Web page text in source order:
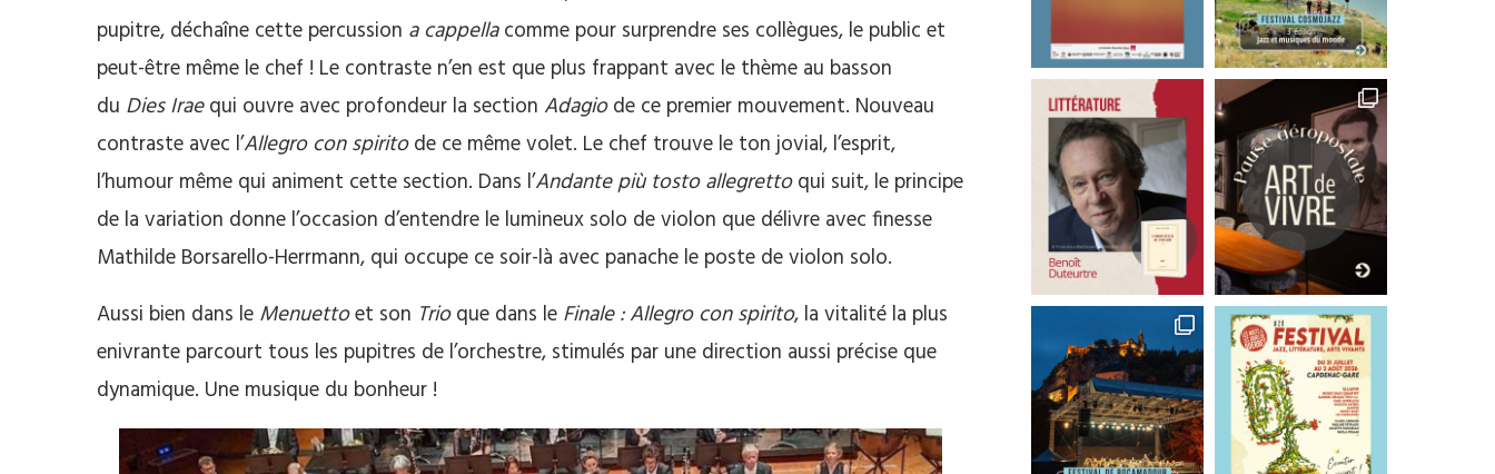
pupitre, déchaîne cette percussion a cappellacomme pour surprendre ses collègues, le public et
peut-être même le chef ! Le contraste n’en est que plus frappant avec le thème au basson
du Dies Iraequi ouvre avec profondeur la section Adagiode ce premier mouvement. Nouveau
contraste avec l’Allegro con spiritode ce même volet. Le chef trouve le ton jovial, l’esprit,
l’humour même qui animent cette section. Dans l’Andante più tosto allegrettoqui suit, le principe
de la variation donne l’occasion d’entendre le lumineux solo de violon que délivre avec finesse
Mathilde Borsarello-Herrmann, qui occupe ce soir-là avec panache le poste de violon solo.
Aussi bien dans le Menuettoet son Trioque dans le Finale : Allegro con spirito, la vitalité la plus
enivrante parcourt tous les pupitres de l’orchestre, stimulés par une direction aussi précise que
dynamique. Une musique du bonheur !